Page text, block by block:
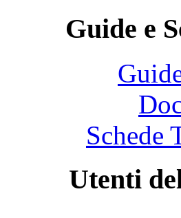
Guide e
Schede
Utenti